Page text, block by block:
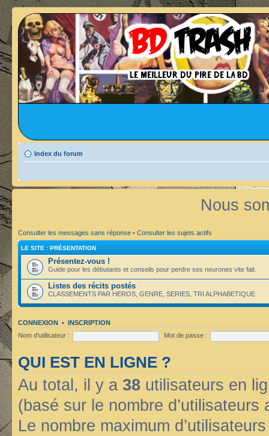
Index du forum
Nous
Consulter les messages sans réponse • Consulter les sujets actifs
LE SITE : PRÉSENTATION
Présentez-vous !
Guide pour les débutants et conseils pour perdre ses neurones vite fait.
Listes des récits postés
CLASSEMENTS PAR HEROS, GENRE, SERIES, TRI ALPHABETIQUE
CONNEXION • INSCRIPTION
Nom d’utilisateur :
Mot de passe :
QUI EST EN LIGNE ?
Au total, il y a 38 utilisateurs en
(basé sur le nombre
Le nombre maximum